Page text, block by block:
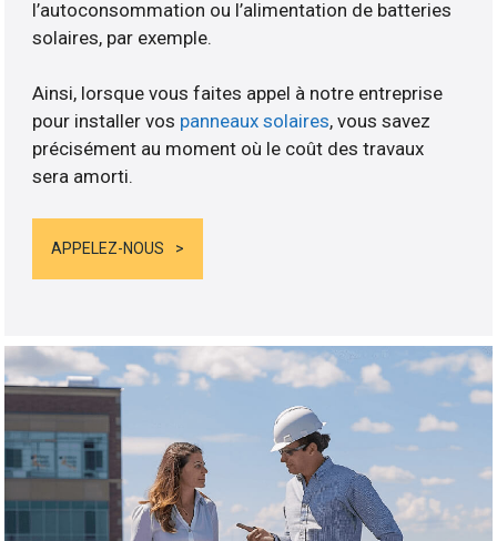
l’autoconsommation ou l’alimentation de batteries
solaires, par exemple.
Ainsi, lorsque vous faites appel à notre entreprise
pour installer vos panneaux solaires, vous savez
précisément au moment où le coût des travaux
sera amorti.
APPELEZ-NOUS